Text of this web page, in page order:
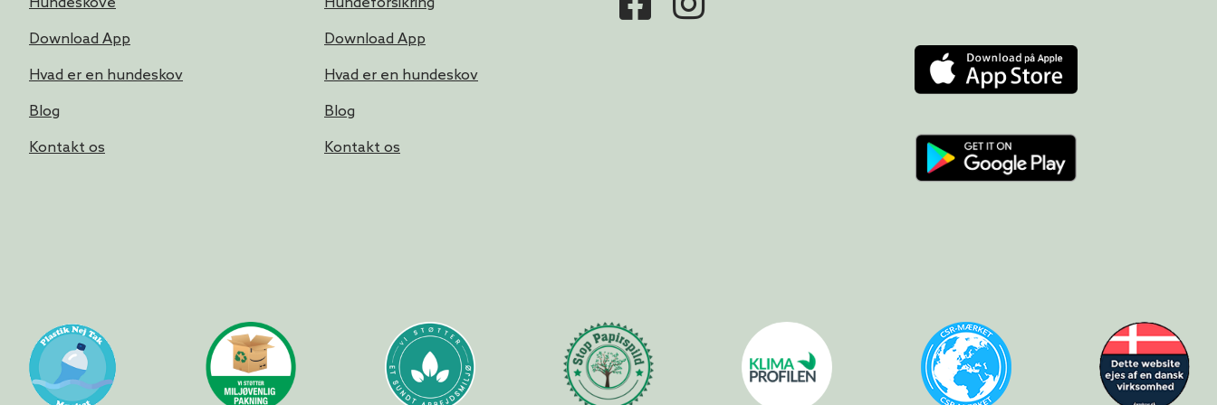
Download App
Hvad er en hundeskov
Blog
Kontakt os
Download App
Hvad er en hundeskov
Blog
Kontakt os